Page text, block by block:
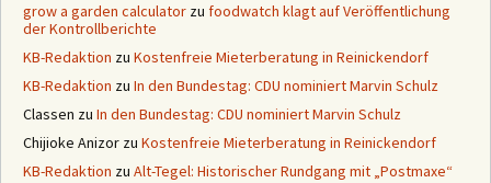
grow a garden calculator zu foodwatch klagt auf Veröffentlichung
der Kontrollberichte
KB-Redaktion zu Kostenfreie Mieterberatung in Reinickendorf
KB-Redaktion zu In den Bundestag: CDU nominiert Marvin Schulz
Classen zu In den Bundestag: CDU nominiert Marvin Schulz
Chijioke Anizor zu Kostenfreie Mieterberatung in Reinickendorf
KB-Redaktion zu Alt-Tegel: Historischer Rundgang mit „Postmaxe“